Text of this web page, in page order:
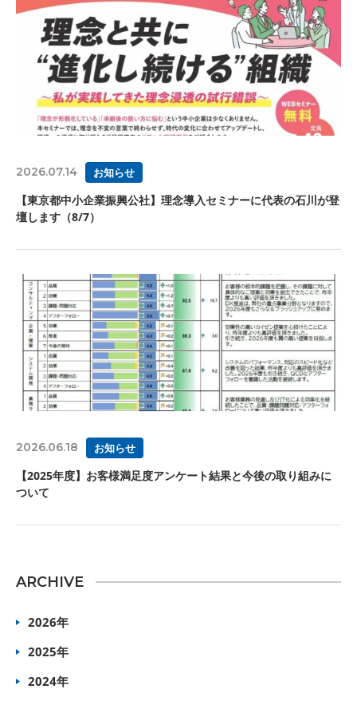
2026.07.14 お知らせ
【東京都中小企業振興公社】理念導入セミナーに代表の石川が登
壇します（8/7）
2026.06.18 お知らせ
【2025年度】お客様満足度アンケート結果と今後の取り組みに
ついて
ARCHIVE
2026年
2025年
2024年